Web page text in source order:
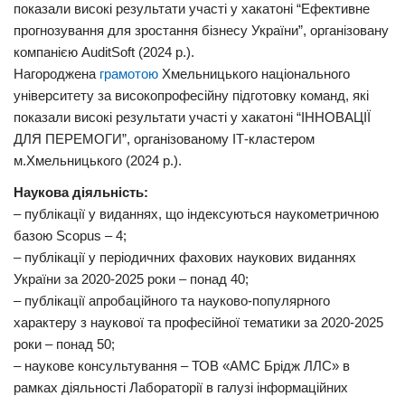
показали високі результати участі у хакатоні “Ефективне
прогнозування для зростання бізнесу України”, організовану
компанією AuditSoft (2024 р.).
Нагороджена грамотою Хмельницького національного
університету за високопрофесійну підготовку команд, які
показали високі результати участі у хакатоні “ІННОВАЦІЇ
ДЛЯ ПЕРЕМОГИ”, організованому ІТ-кластером
м.Хмельницького (2024 р.).
Наукова діяльність:
– публікації у виданнях, що індексуються наукометричною
базою Scopus – 4;
– публікації у періодичних фахових наукових виданнях
України за 2020-2025 роки – понад 40;
– публікації апробаційного та науково-популярного
характеру з наукової та професійної тематики за 2020-2025
роки – понад 50;
– наукове консультування – ТОВ «АМС Брідж ЛЛС» в
рамках діяльності Лабораторії в галузі інформаційних